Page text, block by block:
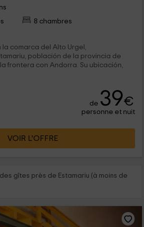
8 chambres
comarca del Alto Urgel,
población de la provincia de
frontera con Andorra. Su ubicación,
de 39€
personne et nuit
VOIR L’OFFRE
gîtes près de Estamariu (à moins de